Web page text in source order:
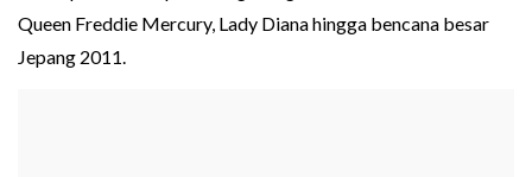
Queen Freddie Mercury, Lady Diana hingga bencana besar
Jepang 2011.